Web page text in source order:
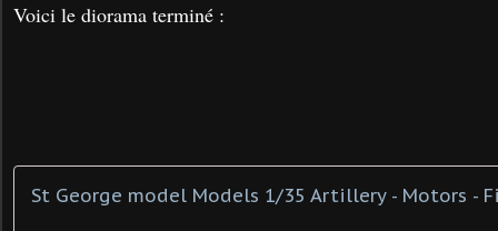
Voici le diorama terminé :